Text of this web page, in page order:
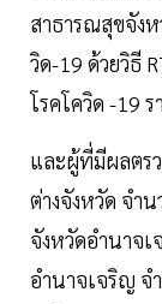
สาธารณสุขจัง
วิด-19 ด้วยวิธี
โรคโควิด -19
และผู้ที่มีผลตร
ต่างจังหวัด จำ
จังหวัดอำนาจ
อำนาจเจริญ จ